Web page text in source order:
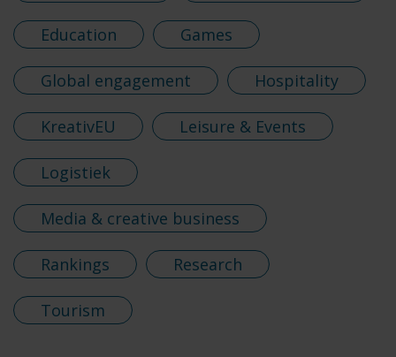
Education Games
Global engagement Hospitality
KreativEU Leisure & Events
Logistiek
Media & creative business
Rankings Research
Tourism